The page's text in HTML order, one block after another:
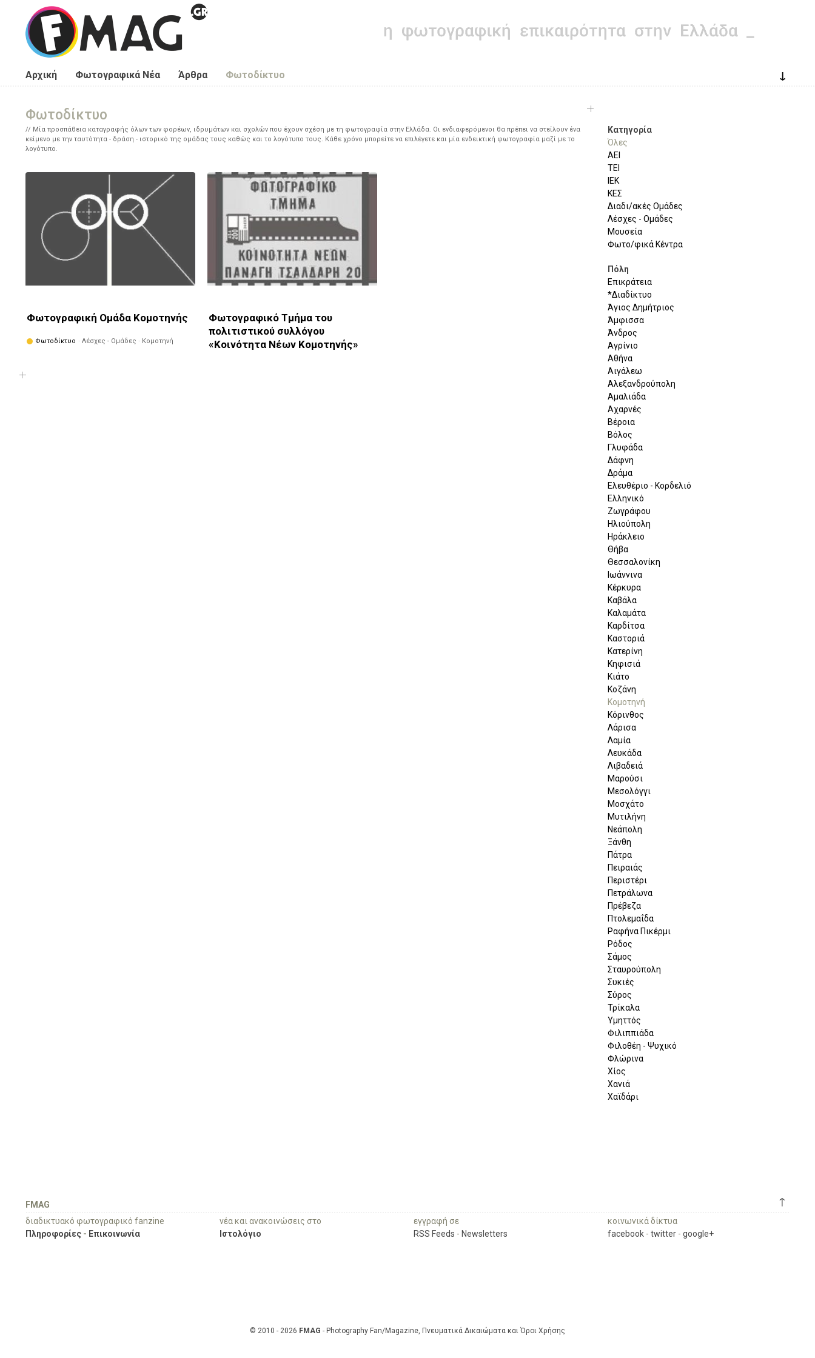
Παράκαμψη προς το κυρίως περιεχόμενο
Αρχική Φωτογραφικά Νέα Άρθρα Φωτοδίκτυο ↓
Φωτοδίκτυο
Μία προσπάθεια καταγραφής όλων των φορέων, ιδρυμάτων και σχολών που έχουν σχέση με τη φωτογραφία στην Ελλάδα. Οι ενδιαφερόμενοι θα πρέπει να στείλουν ένα
κείμενο με την ταυτότητα - δράση - ιστορικό της ομάδας τους καθώς και το λογότυπο τους. Κάθε χρόνο μπορείτε να επιλέγετε και μία ενδεικτική φωτογραφία μαζί με το
λογότυπο.
Φωτογραφική Ομάδα Κομοτηνής
Φωτοδίκτυο · Λέσχες - Ομάδες · Κομοτηνή
Φωτογραφικό Τμήμα του
πολιτιστικού συλλόγου
«Κοινότητα Νέων Κομοτηνής»
Κατηγορία
Όλες
ΑΕΙ
ΤΕΙ
ΙΕΚ
ΚΕΣ
Διαδι/ακές Ομάδες
Λέσχες - Ομάδες
Μουσεία
Φωτο/φικά Κέντρα
Πόλη
Επικράτεια
*Διαδίκτυο
Άγιος Δημήτριος
Άμφισσα
Άνδρος
Αγρίνιο
Αθήνα
Αιγάλεω
Αλεξανδρούπολη
Αμαλιάδα
Αχαρνές
Βέροια
Βόλος
Γλυφάδα
Δάφνη
Δράμα
Ελευθέριο - Κορδελιό
Ελληνικό
Ζωγράφου
Ηλιούπολη
Ηράκλειο
Θήβα
Θεσσαλονίκη
Ιωάννινα
Κέρκυρα
Καβάλα
Καλαμάτα
Καρδίτσα
Καστοριά
Κατερίνη
Κηφισιά
Κιάτο
Κοζάνη
Κομοτηνή
Κόρινθος
Λάρισα
Λαμία
Λευκάδα
Λιβαδειά
Μαρούσι
Μεσολόγγι
Μοσχάτο
Μυτιλήνη
Νεάπολη
Ξάνθη
Πάτρα
Πειραιάς
Περιστέρι
Πετράλωνα
Πρέβεζα
Πτολεμαΐδα
Ραφήνα Πικέρμι
Ρόδος
Σάμος
Σταυρούπολη
Συκιές
Σύρος
Τρίκαλα
Υμηττός
Φιλιππιάδα
Φιλοθέη - Ψυχικό
Φλώρινα
Χίος
Χανιά
Χαϊδάρι
↑
FMAG
διαδικτυακό φωτογραφικό fanzine
Πληροφορίες - Επικοινωνία
νέα και ανακοινώσεις στο
Ιστολόγιο
εγγραφή σε
RSS Feeds - Newsletters
κοινωνικά δίκτυα
facebook - twitter - google+
© 2010 - 2026 FMAG - Photography Fan/Magazine, Πνευματικά Δικαιώματα και Όροι Χρήσης